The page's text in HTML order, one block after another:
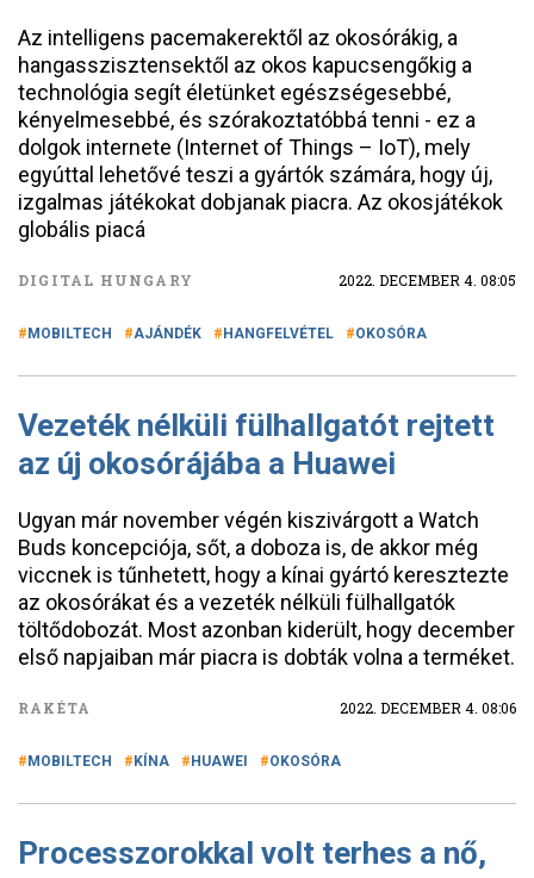
Az intelligens pacemakerektől az okosórákig, a
hangasszisztensektől az okos kapucsengőkig a
technológia segít életünket egészségesebbé,
kényelmesebbé, és szórakoztatóbbá tenni - ez a
dolgok internete (Internet of Things – IoT), mely
egyúttal lehetővé teszi a gyártók számára, hogy új,
izgalmas játékokat dobjanak piacra. Az okosjátékok
globális piacá
DIGITAL HUNGARY 2022. DECEMBER 4. 08:05
MOBILTECH AJÁNDÉK HANGFELVÉTEL OKOSÓRA
Vezeték nélküli fülhallgatót rejtett
az új okosórájába a Huawei
Ugyan már november végén kiszivárgott a Watch
Buds koncepciója, sőt, a doboza is, de akkor még
viccnek is tűnhetett, hogy a kínai gyártó keresztezte
az okosórákat és a vezeték nélküli fülhallgatók
töltődobozát. Most azonban kiderült, hogy december
első napjaiban már piacra is dobták volna a terméket.
RAKÉTA 2022. DECEMBER 4. 08:06
MOBILTECH KÍNA HUAWEI OKOSÓRA
Processzorokkal volt terhes a nő,